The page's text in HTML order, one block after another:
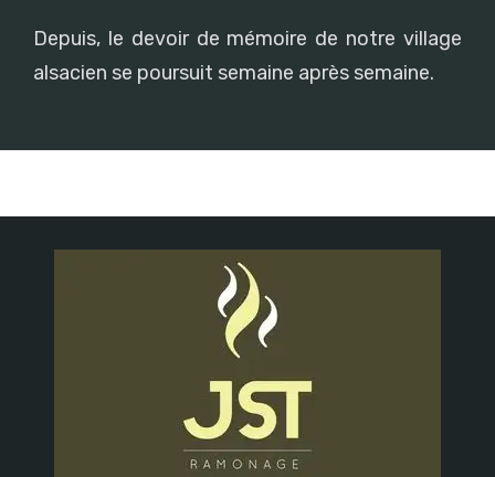
Depuis, le devoir de mémoire de notre village
alsacien se poursuit semaine après semaine.